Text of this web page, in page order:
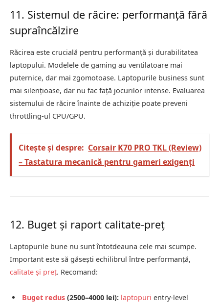
11. Sistemul de răcire: performanță fără
supraîncălzire
Răcirea este crucială pentru performanță și durabilitatea
laptopului. Modelele de gaming au ventilatoare mai
puternice, dar mai zgomotoase. Laptopurile business sunt
mai silențioase, dar nu fac față jocurilor intense. Evaluarea
sistemului de răcire înainte de achiziție poate preveni
throttling-ul CPU/GPU.
Citește și despre: Corsair K70 PRO TKL (Review)
– Tastatura mecanică pentru gameri exigenți
12. Buget și raport calitate-preț
Laptopurile bune nu sunt întotdeauna cele mai scumpe.
Important este să găsești echilibrul între performanță,
calitate și preț. Recomand:
Buget redus (2500–4000 lei): laptopuri entry-level